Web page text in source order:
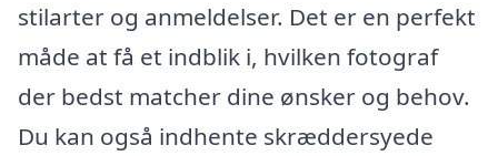
stilarter og anmeldelser. Det er en perfekt
måde at få et indblik i, hvilken fotograf
der bedst matcher dine ønsker og behov.
Du kan også indhente skræddersyede